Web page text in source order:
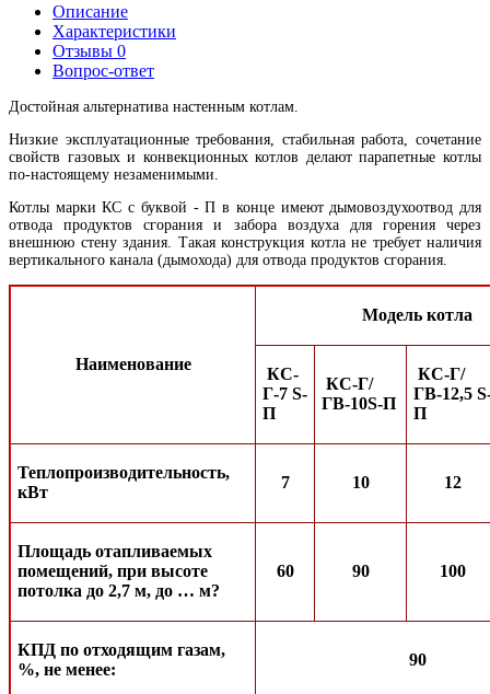
Описание
Характеристики
Отзывы 0
Вопрос-ответ
Достойная альтернатива настенным котлам.
Низкие эксплуатационные требования, стабильная работа, сочетание
свойств газовых и конвекционных котлов делают парапетные котлы
по-настоящему незаменимыми.
Котлы марки КС с буквой - П в конце имеют дымовоздухоотвод для
отвода продуктов сгорания и забора воздуха для горения через
внешнюю стену здания. Такая конструкция котла не требует наличия
вертикального канала (дымохода) для отвода продуктов сгорания.
Наименование
Модель котла
КС-
Г-7 S-
П
КС-Г/
ГВ-10S-П
КС-Г/
ГВ-12,5 S
П
Теплопроизводительность,
кВт
7 10 12
Площадь отапливаемых
помещений, при высоте
потолка до 2,7 м, до … м?
60 90 100
КПД по отходящим газам,
%, не менее:
90